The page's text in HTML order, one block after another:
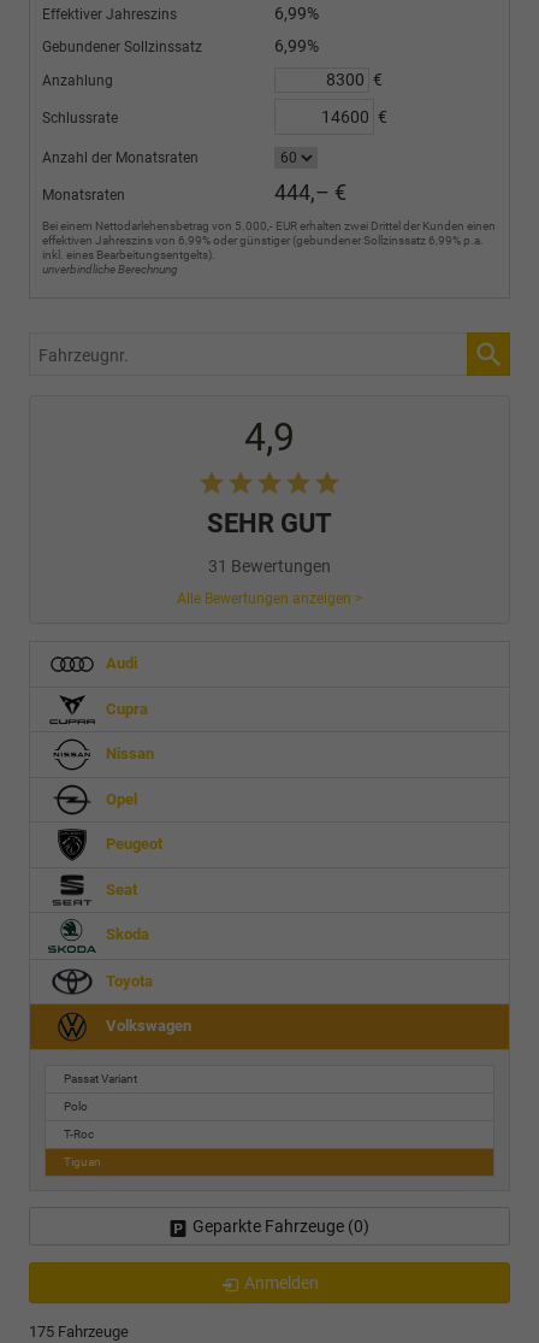
Effektiver Jahreszins 6,99%
Gebundener Sollzinssatz 6,99%
Anzahlung €
Schlussrate €
Anzahl der Monatsraten
Monatsraten 444,– €
Bei einem Nettodarlehensbetrag von 5.000,- EUR erhalten zwei Drittel der Kunden einen
effektiven Jahreszins von 6,99% oder günstiger (gebundener Sollzinssatz 6,99% p.a.
inkl. eines Bearbeitungsentgelts).
unverbindliche Berechnung
Fahrzeugnr.
4,9
SEHR GUT
31 Bewertungen
Alle Bewertungen anzeigen >
Audi
Cupra
Nissan
Opel
Peugeot
Seat
Skoda
Toyota
Volkswagen
Passat Variant
Polo
T-Roc
Tiguan
Geparkte Fahrzeuge (0)
Anmelden
175 Fahrzeuge